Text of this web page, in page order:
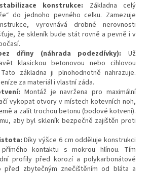
konstrukce: Základna celý
do jednoho pevného celku. Zamezuje
vyrovnává drobné nerovnosti
že skleník bude stát rovně a pevně i v
dřiny (náhrada podezdívky): Už
klasickou betonovou nebo cihlovou
základna ji plnohodnotně nahrazuje.
za materiál i vlastní záda.
Montáž je navržena pro maximální
vykopat otvory v místech kotevních noh,
a zalít trochou betonu (bodové kotvení).
aby byl skleník bezpečně zajištěn proti
Díky výšce 6 cm odděluje konstrukci
kontaktu s mokrou hlínou. Tím
profily před korozí a polykarbonátové
zbytečným znečištěním od bláta a